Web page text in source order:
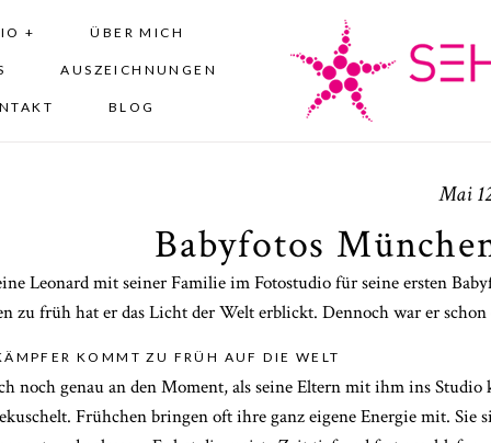
+ ÜBER MICH
AUSZEICHNUNGEN
BLOG
Mai
Babyfotos
Leonard mit seiner Familie im Fotostudio für seine ersten
zu früh hat er das Licht der Welt erblickt. Dennoch war er
KOMMT ZU FRÜH AUF DIE WELT
noch genau an den Moment, als seine Eltern mit ihm ins
Frühchen bringen oft ihre ganz eigene Energie mit.